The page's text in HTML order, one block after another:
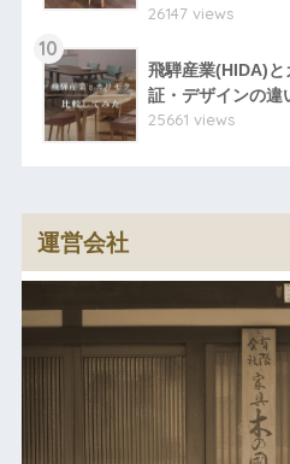
26147 views
10
飛騨産業(HIDA)
証・デザインの違
25661 views
運営会社